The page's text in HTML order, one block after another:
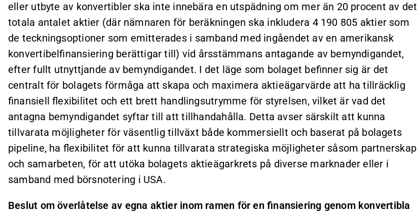
eller utbyte av konvertibler ska inte innebära en utspädning om mer än 20 procent av det
totala antalet aktier (där nämnaren för beräkningen ska inkludera 4 190 805 aktier som
de teckningsoptioner som emitterades i samband med ingåendet av en amerikansk
konvertibelfinansiering berättigar till) vid årsstämmans antagande av bemyndigandet,
efter fullt utnyttjande av bemyndigandet. I det läge som bolaget befinner sig är det
centralt för bolagets förmåga att skapa och maximera aktieägarvärde att ha tillräcklig
finansiell flexibilitet och ett brett handlingsutrymme för styrelsen, vilket är vad det
antagna bemyndigandet syftar till att tillhandahålla. Detta avser särskilt att kunna
tillvarata möjligheter för väsentlig tillväxt både kommersiellt och baserat på bolagets
pipeline, ha flexibilitet för att kunna tillvarata strategiska möjligheter såsom partnerskap
och samarbeten, för att utöka bolagets aktieägarkrets på diverse marknader eller i
samband med börsnotering i USA.
Beslut om överlåtelse av egna aktier inom ramen för en finansiering genom konvertibla